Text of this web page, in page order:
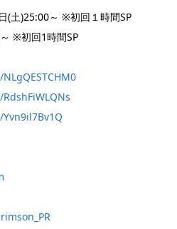
(土)25:00～ ※初回１時間SP
※初回1時間SP